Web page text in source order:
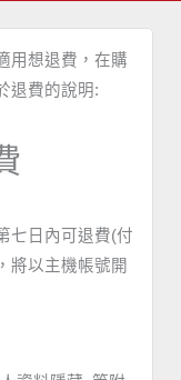
用想退費，在購
退費的說明:
七日內可退費(付
將以主機帳號開